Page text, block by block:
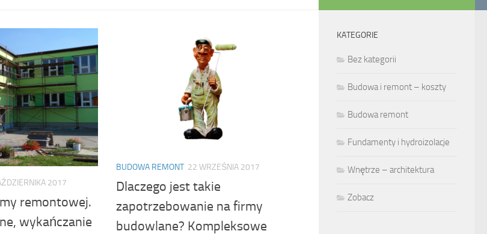
2017
remontowej.
wykańczanie
BUDOWA REMONT 22 WRZEŚNIA 2017
Dlaczego jest takie
zapotrzebowanie na firmy
budowlane? Kompleksowe
KATEGORIE
Bez kategorii
Budowa i remont – koszty
Budowa remont
Fundamenty i hydroizolacje
Wnętrze – architektura
Zobacz